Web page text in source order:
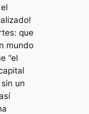
que
mundo
“el
un